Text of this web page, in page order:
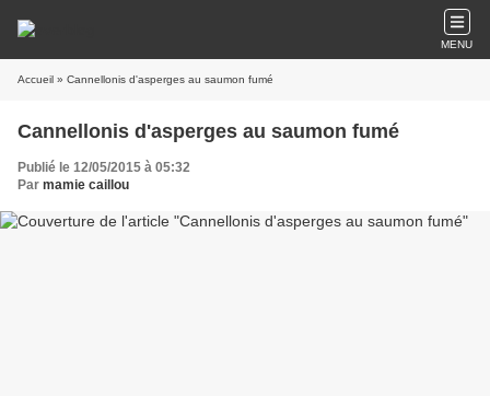
MENU
Accueil » Cannellonis d'asperges au saumon fumé
Cannellonis d'asperges au saumon fumé
Publié le 12/05/2015 à 05:32
Par mamie caillou